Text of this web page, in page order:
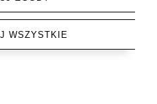
Shoper.pl
WSZYSTKIE